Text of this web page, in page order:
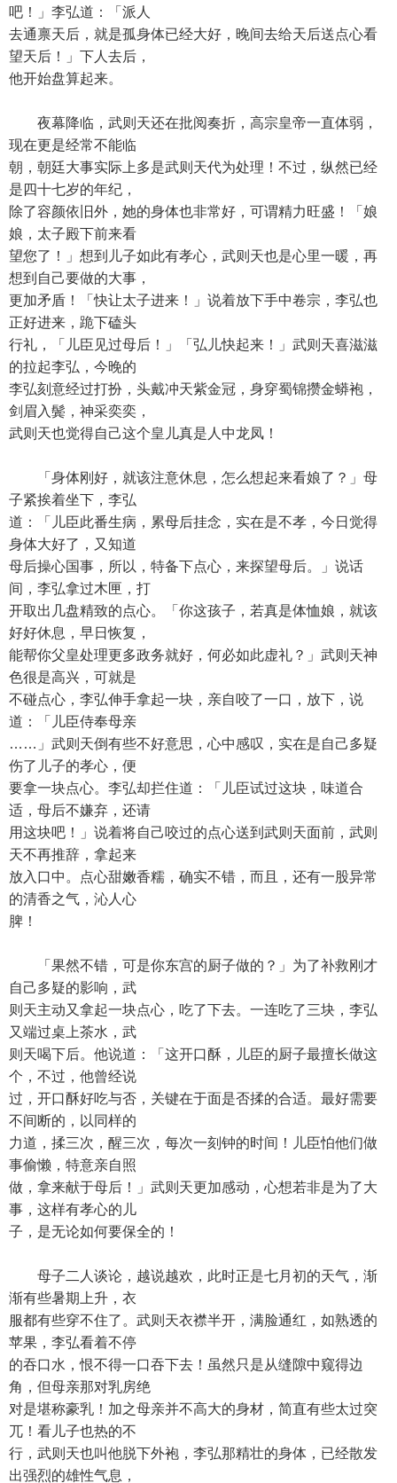
吧！」李弘道：「派人
去通禀天后，就是孤身体已经大好，晚间去给天后送点心看
望天后！」下人去后，
他开始盘算起来。
夜幕降临，武则天还在批阅奏折，高宗皇帝一直体弱，
现在更是经常不能临
朝，朝廷大事实际上多是武则天代为处理！不过，纵然已经
是四十七岁的年纪，
除了容颜依旧外，她的身体也非常好，可谓精力旺盛！「娘
娘，太子殿下前来看
望您了！」想到儿子如此有孝心，武则天也是心里一暖，再
想到自己要做的大事，
更加矛盾！「快让太子进来！」说着放下手中卷宗，李弘也
正好进来，跪下磕头
行礼，「儿臣见过母后！」「弘儿快起来！」武则天喜滋滋
的拉起李弘，今晚的
李弘刻意经过打扮，头戴冲天紫金冠，身穿蜀锦攒金蟒袍，
剑眉入鬓，神采奕奕，
武则天也觉得自己这个皇儿真是人中龙凤！
「身体刚好，就该注意休息，怎么想起来看娘了？」母
子紧挨着坐下，李弘
道：「儿臣此番生病，累母后挂念，实在是不孝，今日觉得
身体大好了，又知道
母后操心国事，所以，特备下点心，来探望母后。」说话
间，李弘拿过木匣，打
开取出几盘精致的点心。「你这孩子，若真是体恤娘，就该
好好休息，早日恢复，
能帮你父皇处理更多政务就好，何必如此虚礼？」武则天神
色很是高兴，可就是
不碰点心，李弘伸手拿起一块，亲自咬了一口，放下，说
道：「儿臣侍奉母亲
……」武则天倒有些不好意思，心中感叹，实在是自己多疑
伤了儿子的孝心，便
要拿一块点心。李弘却拦住道：「儿臣试过这块，味道合
适，母后不嫌弃，还请
用这块吧！」说着将自己咬过的点心送到武则天面前，武则
天不再推辞，拿起来
放入口中。点心甜嫩香糯，确实不错，而且，还有一股异常
的清香之气，沁人心
脾！
「果然不错，可是你东宫的厨子做的？」为了补救刚才
自己多疑的影响，武
则天主动又拿起一块点心，吃了下去。一连吃了三块，李弘
又端过桌上茶水，武
则天喝下后。他说道：「这开口酥，儿臣的厨子最擅长做这
个，不过，他曾经说
过，开口酥好吃与否，关键在于面是否揉的合适。最好需要
不间断的，以同样的
力道，揉三次，醒三次，每次一刻钟的时间！儿臣怕他们做
事偷懒，特意亲自照
做，拿来献于母后！」武则天更加感动，心想若非是为了大
事，这样有孝心的儿
子，是无论如何要保全的！
母子二人谈论，越说越欢，此时正是七月初的天气，渐
渐有些暑期上升，衣
服都有些穿不住了。武则天衣襟半开，满脸通红，如熟透的
苹果，李弘看着不停
的吞口水，恨不得一口吞下去！虽然只是从缝隙中窥得边
角，但母亲那对乳房绝
对是堪称豪乳！加之母亲并不高大的身材，简直有些太过突
兀！看儿子也热的不
行，武则天也叫他脱下外袍，李弘那精壮的身体，已经散发
出强烈的雄性气息，